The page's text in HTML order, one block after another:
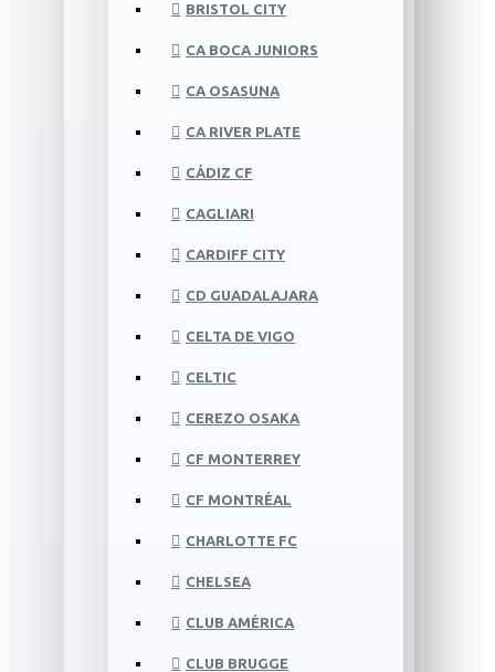
BRISTOL CITY
CA BOCA JUNIORS
CA OSASUNA
CA RIVER PLATE
CÁDIZ CF
CAGLIARI
CARDIFF CITY
CD GUADALAJARA
CELTA DE VIGO
CELTIC
CEREZO OSAKA
CF MONTERREY
CF MONTRÉAL
CHARLOTTE FC
CHELSEA
CLUB AMÉRICA
CLUB BRUGGE